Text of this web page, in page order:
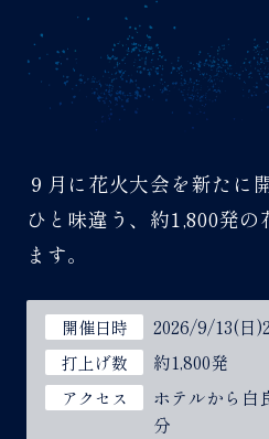
９月に花火大会を新たに
ひと味違う、約1,800発
ます。
開催日時 2026/9/13(日
打上げ数 約1,800発
アクセス
ホテルから白
分